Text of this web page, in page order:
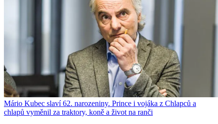
Mário Kubec slaví 62. narozeniny. Prince i vojáka z Chlapců a
chlapů vyměnil za traktory, koně a život na ranči